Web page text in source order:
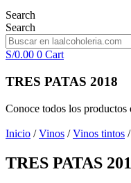
Search
Search
S/0.00 0 Cart
TRES PATAS 2018
Conoce todos los
Inicio /Vinos /Vinos tintos
TRES PATAS